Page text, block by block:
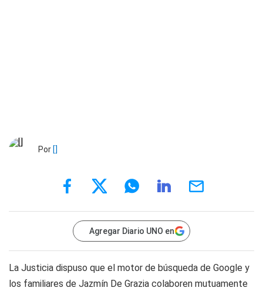
Por []
Agregar Diario UNO en
La Justicia dispuso que el motor de búsqueda de Google y
los familiares de Jazmín De Grazia colaboren mutuamente